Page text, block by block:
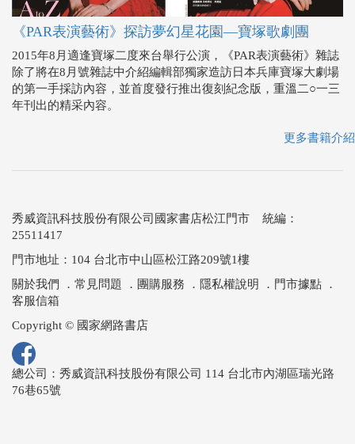
《PAR表演藝術》探訪夢幻星花園—寶塚歌劇團
2015年8月適逢寶塚二度來台舉行公演，《PAR表演藝術》雜誌
除了將在8月號雜誌中介紹編輯部獨家造訪日本兵庫寶塚大劇場
的第一手採訪內容，並首度發行推出復刻紀念版，重溫二○一三
年刊出的精采內容。
更多書籍介紹
秀威資訊科技股份有限公司國家書店松江門市 統編：
25511417
門市地址：104 台北市中山區松江路209號1樓
關於我們
． 常見問題 ． 團購服務 ． 隱私權說明 ． 門市據點 ．
客服信箱
Copyright © 國家網路書店
總公司：秀威資訊科技股份有限公司 114 台北市內湖區瑞光路
76巷65號